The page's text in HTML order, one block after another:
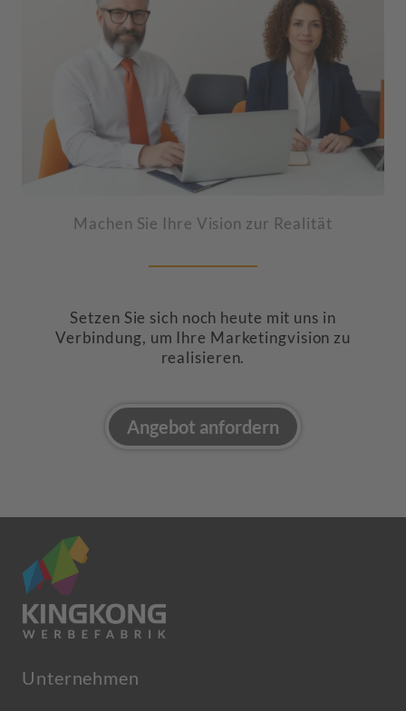
Machen Sie Ihre Vision zur Realität
Setzen Sie sich noch heute mit uns in
Verbindung, um Ihre Marketingvision zu
realisieren.
Angebot anfordern
Unternehmen